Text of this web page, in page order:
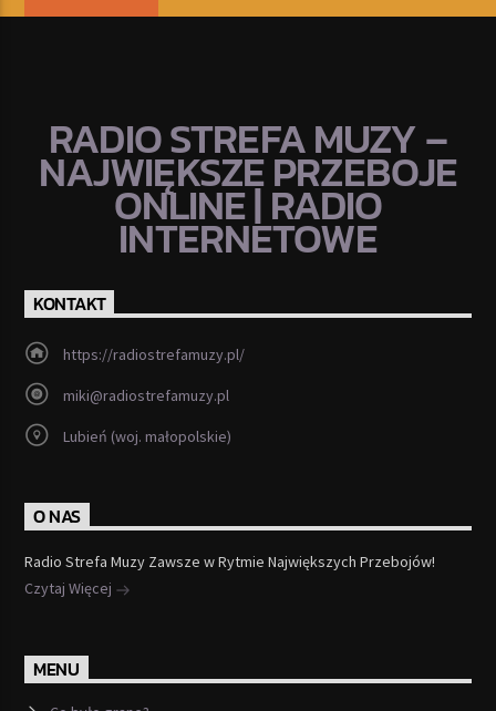
RADIO STREFA MUZY –
NAJWIĘKSZE PRZEBOJE
ONLINE | RADIO
INTERNETOWE
KONTAKT
https://radiostrefamuzy.pl/
miki@radiostrefamuzy.pl
Lubień (woj. małopolskie)
O NAS
Radio Strefa Muzy Zawsze w Rytmie Największych Przebojów!
Czytaj Więcej
MENU